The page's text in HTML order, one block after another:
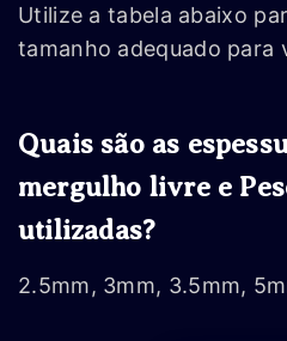
Utilize a tabela abaixo
tamanho adequado para
Quais são as
mergulho livre e
utilizadas?
2.5mm, 3mm, 3.5mm,